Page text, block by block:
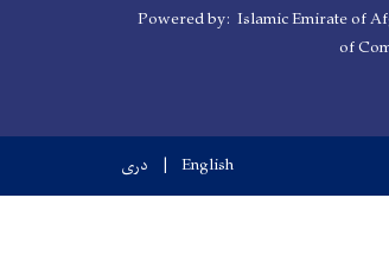
Powered by: Islamic Emirate of
of
English دری